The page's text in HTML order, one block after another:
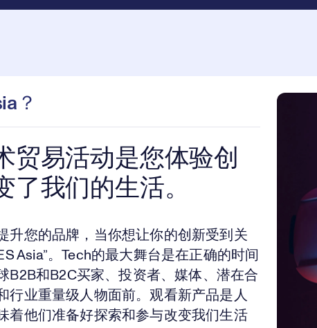
？
贸易活动是您体验创
了我们的生活。
升您的品牌，当你想让你的创新受到关
Asia”。Tech的最大舞台是在正确的时间
B2B和B2C买家、投资者、媒体、潜在合
行业重量级人物面前。观看新产品是人
着他们准备好探索和参与改变我们生活